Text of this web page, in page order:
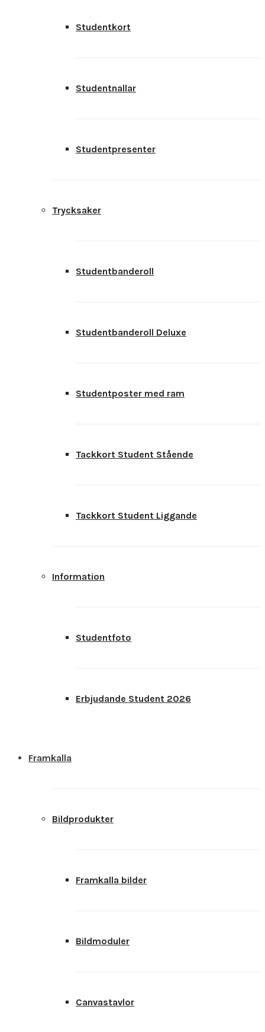
Studentkort
Studentnallar
Studentpresenter
Trycksaker
Studentbanderoll
Studentbanderoll Deluxe
Studentposter med ram
Tackkort Student Stående
Tackkort Student Liggande
Information
Studentfoto
Erbjudande Student 2026
Framkalla
Bildprodukter
Framkalla bilder
Bildmoduler
Canvastavlor